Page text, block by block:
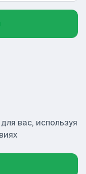
вас, используя